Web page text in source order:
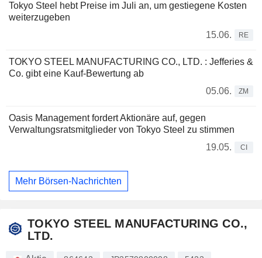
Tokyo Steel hebt Preise im Juli an, um gestiegene Kosten
weiterzugeben
15.06.
RE
TOKYO STEEL MANUFACTURING CO., LTD. : Jefferies &
Co. gibt eine Kauf-Bewertung ab
05.06.
ZM
Oasis Management fordert Aktionäre auf, gegen
Verwaltungsratsmitglieder von Tokyo Steel zu stimmen
19.05.
CI
Mehr Börsen-Nachrichten
TOKYO STEEL MANUFACTURING CO.,
LTD.